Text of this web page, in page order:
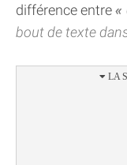
différence entre
bout de texte